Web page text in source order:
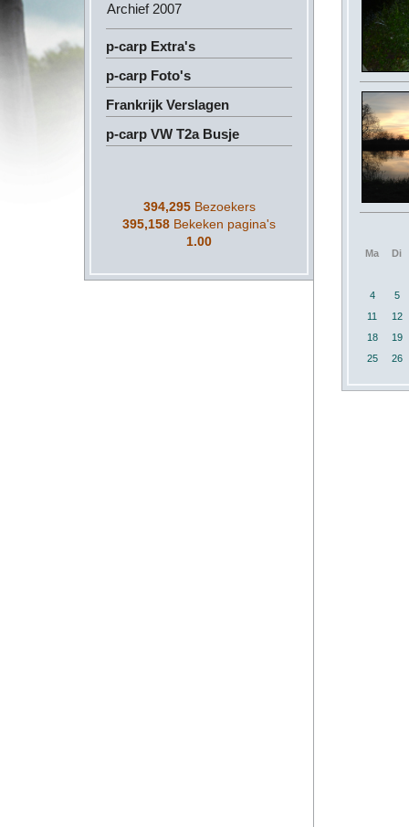
Archief 2007
p-carp Extra's
p-carp Foto's
Frankrijk Verslagen
p-carp VW T2a Busje
394,295 Bezoekers
395,158 Bekeken pagina's
1.00
Ma Di
4
5
11
12
18
19
25
26